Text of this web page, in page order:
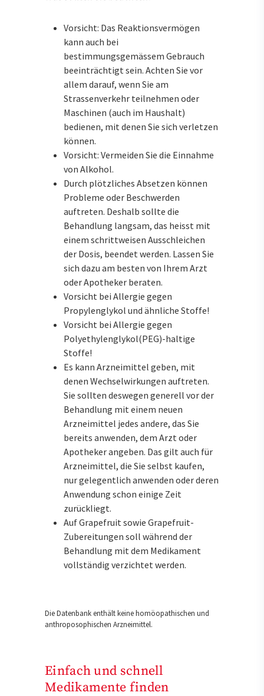
Vorsicht: Das Reaktionsvermögen
kann auch bei
bestimmungsgemässem Gebrauch
beeinträchtigt sein. Achten Sie vor
allem darauf, wenn Sie am
Strassenverkehr teilnehmen oder
Maschinen (auch im Haushalt)
bedienen, mit denen Sie sich verletzen
können.
Vorsicht: Vermeiden Sie die Einnahme
von Alkohol.
Durch plötzliches Absetzen können
Probleme oder Beschwerden
auftreten. Deshalb sollte die
Behandlung langsam, das heisst mit
einem schrittweisen Ausschleichen
der Dosis, beendet werden. Lassen Sie
sich dazu am besten von Ihrem Arzt
oder Apotheker beraten.
Vorsicht bei Allergie gegen
Propylenglykol und ähnliche Stoffe!
Vorsicht bei Allergie gegen
Polyethylenglykol(PEG)-haltige
Stoffe!
Es kann Arzneimittel geben, mit
denen Wechselwirkungen auftreten.
Sie sollten deswegen generell vor der
Behandlung mit einem neuen
Arzneimittel jedes andere, das Sie
bereits anwenden, dem Arzt oder
Apotheker angeben. Das gilt auch für
Arzneimittel, die Sie selbst kaufen,
nur gelegentlich anwenden oder deren
Anwendung schon einige Zeit
zurückliegt.
Auf Grapefruit sowie Grapefruit-
Zubereitungen soll während der
Behandlung mit dem Medikament
vollständig verzichtet werden.
Die Datenbank enthält keine homöopathischen und
anthroposophischen Arzneimittel.
Einfach und schnell
Medikamente finden